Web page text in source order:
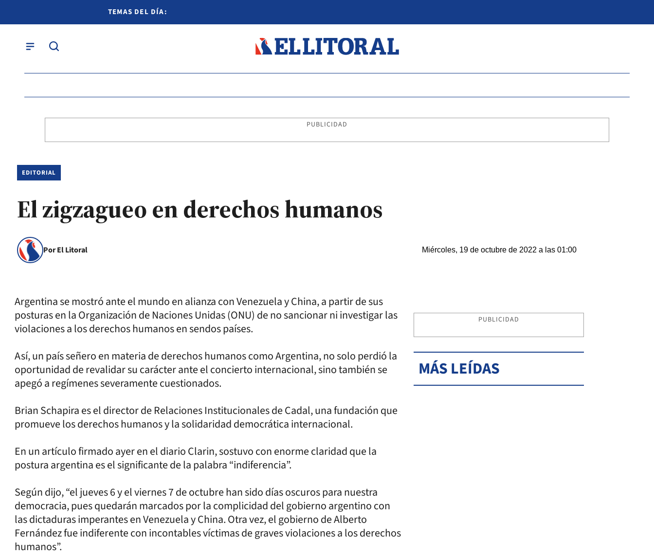
TEMAS DEL DÍA:
PUBLICIDAD
EDITORIAL
El zigzagueo en derechos humanos
Por El Litoral Miércoles, 19 de octubre de 2022 a las 01:00
Argentina se mostró ante el mundo en alianza con Venezuela y China, a partir de sus
posturas en la Organización de Naciones Unidas (ONU) de no sancionar ni investigar las
violaciones a los derechos humanos en sendos países.
Así, un país señero en materia de derechos humanos como Argentina, no solo perdió la
oportunidad de revalidar su carácter ante el concierto internacional, sino también se
apegó a regímenes severamente cuestionados.
Brian Schapira es el director de Relaciones Institucionales de Cadal, una fundación que
promueve los derechos humanos y la solidaridad democrática internacional.
En un artículo firmado ayer en el diario Clarin, sostuvo con enorme claridad que la
postura argentina es el significante de la palabra “indiferencia”.
Según dijo, “el jueves 6 y el viernes 7 de octubre han sido días oscuros para nuestra
democracia, pues quedarán marcados por la complicidad del gobierno argentino con
las dictaduras imperantes en Venezuela y China. Otra vez, el gobierno de Alberto
Fernández fue indiferente con incontables víctimas de graves violaciones a los derechos
humanos”.
PUBLICIDAD
MÁS LEÍDAS